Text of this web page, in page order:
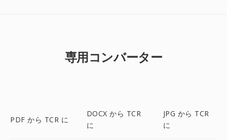
専用コンバーター
PDF から TCR に
DOCX から TCR
に
JPG から TCR
に